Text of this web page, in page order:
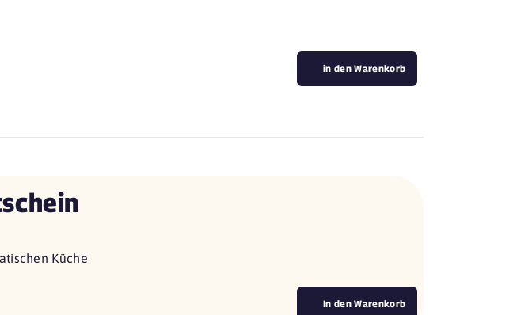
in den Warenkorb
Küche
In den Warenkorb